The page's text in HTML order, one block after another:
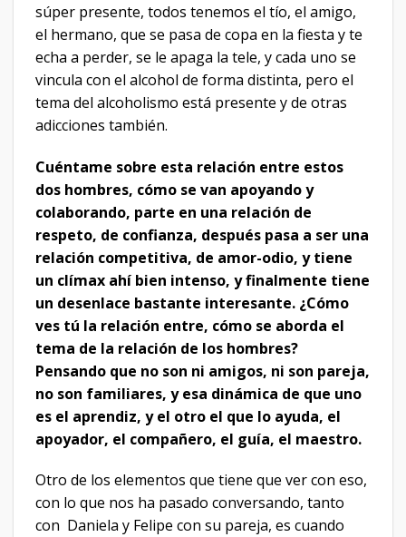
súper presente, todos tenemos el tío, el amigo,
el hermano, que se pasa de copa en la fiesta y te
echa a perder, se le apaga la tele, y cada uno se
vincula con el alcohol de forma distinta, pero el
tema del alcoholismo está presente y de otras
adicciones también.
Cuéntame sobre esta relación entre estos
dos hombres, cómo se van apoyando y
colaborando, parte en una relación de
respeto, de confianza, después pasa a ser una
relación competitiva, de amor-odio, y tiene
un clímax ahí bien intenso, y finalmente tiene
un desenlace bastante interesante. ¿Cómo
ves tú la relación entre, cómo se aborda el
tema de la relación de los hombres?
Pensando que no son ni amigos, ni son pareja,
no son familiares, y esa dinámica de que uno
es el aprendiz, y el otro el que lo ayuda, el
apoyador, el compañero, el guía, el maestro.
Otro de los elementos que tiene que ver con eso,
con lo que nos ha pasado conversando, tanto
con Daniela y Felipe con su pareja, es cuando